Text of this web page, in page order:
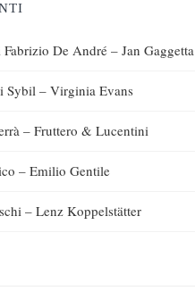
De André – Jan Gaggetta
Sybil – Virginia Evans
– Fruttero & Lucentini
– Emilio Gentile
– Lenz Koppelstätter